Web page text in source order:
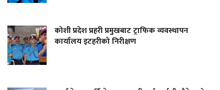
कोशी प्रदेश प्रहरी प्रमुखबाट ट्राफिक व्यवस्थापन
कार्यालय इटहरीको निरीक्षण